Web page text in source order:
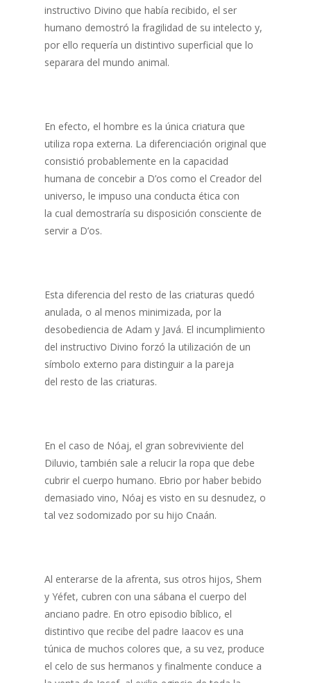
instructivo Divino que había recibido, el ser
humano demostró la fragilidad de su intelecto y,
por ello requería un distintivo superficial que lo
separara del mundo animal.
En efecto, el hombre es la única criatura que
utiliza ropa externa. La diferenciación original que
consistió probablemente en la capacidad
humana de concebir a D’os como el Creador del
universo, le impuso una conducta ética con
la cual demostraría su disposición consciente de
servir a D’os.
Esta diferencia del resto de las criaturas quedó
anulada, o al menos minimizada, por la
desobediencia de Adam y Javá. El incumplimiento
del instructivo Divino forzó la utilización de un
símbolo externo para distinguir a la pareja
del resto de las criaturas.
En el caso de Nóaj, el gran sobreviviente del
Diluvio, también sale a relucir la ropa que debe
cubrir el cuerpo humano. Ebrio por haber bebido
demasiado vino, Nóaj es visto en su desnudez, o
tal vez sodomizado por su hijo Cnaán.
Al enterarse de la afrenta, sus otros hijos, Shem
y Yéfet, cubren con una sábana el cuerpo del
anciano padre. En otro episodio bíblico, el
distintivo que recibe del padre Iaacov es una
túnica de muchos colores que, a su vez, produce
el celo de sus hermanos y finalmente conduce a